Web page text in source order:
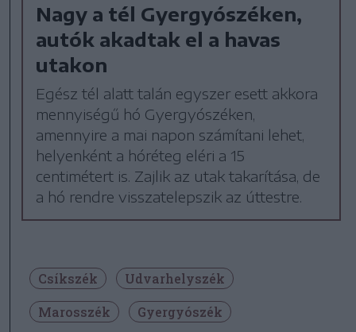
Nagy a tél Gyergyószéken,
autók akadtak el a havas
utakon
Egész tél alatt talán egyszer esett akkora
mennyiségű hó Gyergyószéken,
amennyire a mai napon számítani lehet,
helyenként a hóréteg eléri a 15
centimétert is. Zajlik az utak takarítása, de
a hó rendre visszatelepszik az úttestre.
Csíkszék
Udvarhelyszék
Marosszék
Gyergyószék